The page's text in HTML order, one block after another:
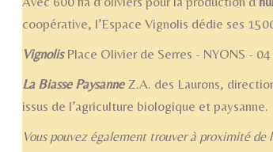
coopérative, l’Espace Vignolis dédie ses
Vignolis Place Olivier de Serres - NYONS -
La Biasse Paysanne Z.A. des Laurons,
issus de l’agriculture biologique et paysanne.
Vous pouvez également trouver à proximité